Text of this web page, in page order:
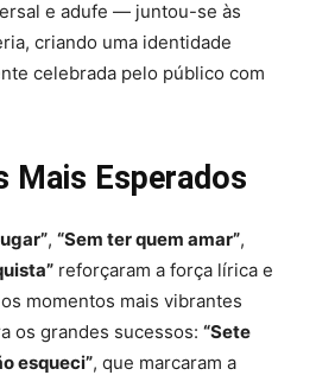
e adufe — juntou-se às
criando uma identidade
celebrada pelo público com
Mais Esperados
, “Sem ter quem amar”,
reforçaram a força lírica e
momentos mais vibrantes
os grandes sucessos: “Sete
esqueci”, que marcaram a